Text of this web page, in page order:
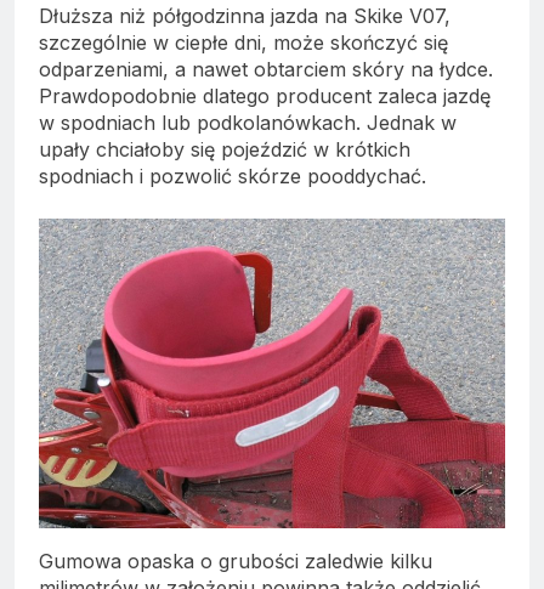
Dłuższa niż półgodzinna jazda na Skike V07,
szczególnie w ciepłe dni, może skończyć się
odparzeniami, a nawet obtarciem skóry na łydce.
Prawdopodobnie dlatego producent zaleca jazdę
w spodniach lub podkolanówkach. Jednak w
upały chciałoby się pojeździć w krótkich
spodniach i pozwolić skórze pooddychać.
Gumowa opaska o grubości zaledwie kilku